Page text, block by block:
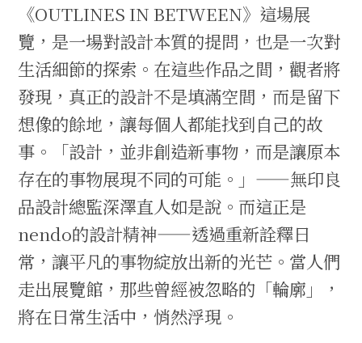
《OUTLINES IN BETWEEN》這場展
覽，是一場對設計本質的提問，也是一次對
生活細節的探索。在這些作品之間，觀者將
發現，真正的設計不是填滿空間，而是留下
想像的餘地，讓每個人都能找到自己的故
事。「設計，並非創造新事物，而是讓原本
存在的事物展現不同的可能。」——無印良
品設計總監深澤直人如是說。而這正是
nendo的設計精神——透過重新詮釋日
常，讓平凡的事物綻放出新的光芒。當人們
走出展覽館，那些曾經被忽略的「輪廓」，
將在日常生活中，悄然浮現。